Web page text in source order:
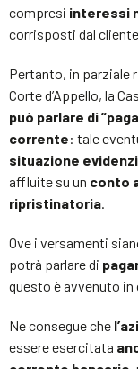
compresi interessi
corrisposti dal
Pertanto, in parziale
Corte d’Appello, la
può parlare di
corrente: tale
situazione
affluite su un conto
ripristinatoria.
Ove i versamenti
potrà parlare di
questo è avvenuto
Ne consegue che
essere esercitata